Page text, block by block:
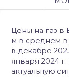
Цены на газ в
м в среднем в
в декабре
января 2024
актуальную